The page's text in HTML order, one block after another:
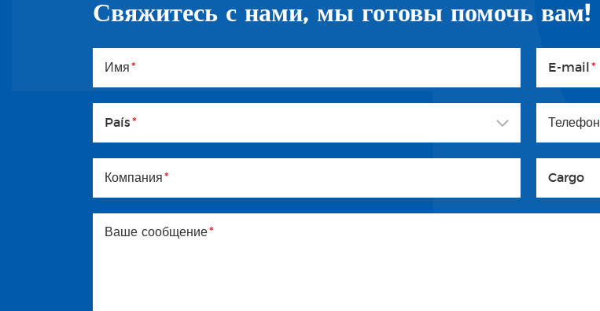
Свяжитесь с нами, мы готовы помочь вам!
Имя* E-mail *
País* Телефон
Компания* Cargo
Ваше сообщение*